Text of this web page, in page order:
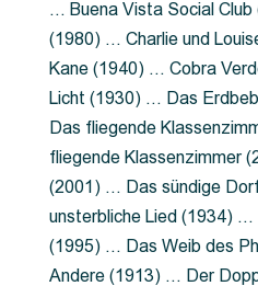
… Buena Vista Social
(1980) … Charlie und
Kane (1940) … Cobra
Licht (1930) … Das
Das fliegende
fliegende Klassenzimmer
(2001) … Das sündige
unsterbliche Lied (1934) …
(1995) … Das Weib des
Andere (1913) … Der